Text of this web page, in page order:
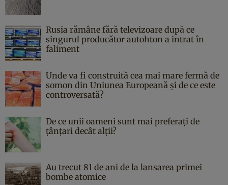
Rusia rămâne fără televizoare după ce
singurul producător autohton a intrat în
faliment
Unde va fi construită cea mai mare fermă de
somon din Uniunea Europeană și de ce este
controversată?
De ce unii oameni sunt mai preferați de
țânțari decât alții?
Au trecut 81 de ani de la lansarea primei
bombe atomice